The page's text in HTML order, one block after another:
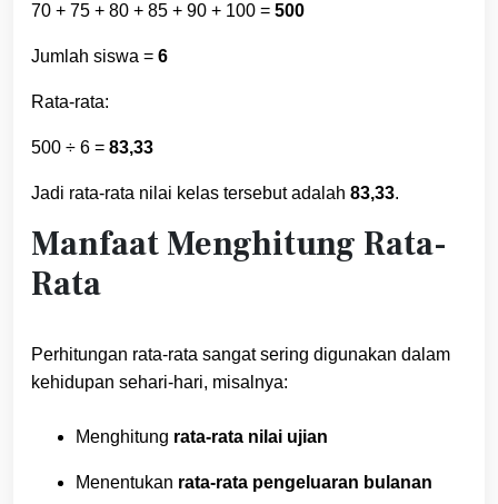
70 + 75 + 80 + 85 + 90 + 100 = 500
Jumlah siswa = 6
Rata-rata:
500 ÷ 6 = 83,33
Jadi rata-rata nilai kelas tersebut adalah 83,33.
Manfaat Menghitung Rata-
Rata
Perhitungan rata-rata sangat sering digunakan dalam
kehidupan sehari-hari, misalnya:
Menghitung rata-rata nilai ujian
Menentukan rata-rata pengeluaran bulanan